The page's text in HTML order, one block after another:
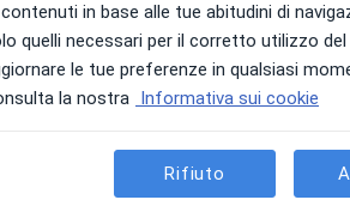
in base alle tue abitudini di
quelli necessari per il corretto utilizzo
le tue preferenze in qualsiasi
la nostra Informativa sui cookie
Rifiuto